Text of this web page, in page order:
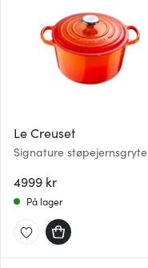
Le Creuset
Signature støpejernsgryte
4999 kr
På lager